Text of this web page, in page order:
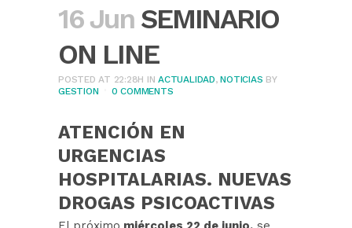
16 JunSEMINARIO
ON LINE
POSTED AT 22:28H INACTUALIDAD,NOTICIAS BY
GESTION
0 COMMENTS
ATENCIÓN EN
URGENCIAS
HOSPITALARIAS. NUEVAS
DROGAS PSICOACTIVAS